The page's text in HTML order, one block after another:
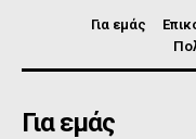
Για εμάς
Για εμάς